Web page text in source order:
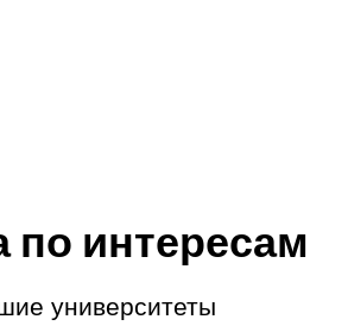
по интересам
университеты